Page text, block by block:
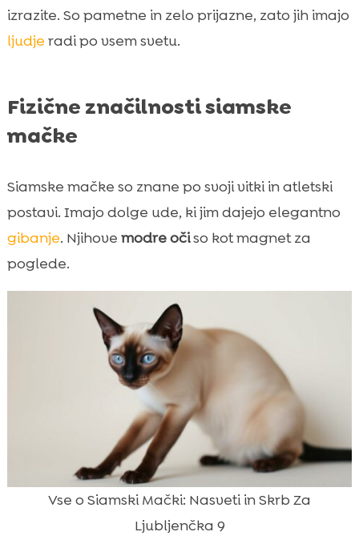
izrazite. So pametne in zelo prijazne, zato jih imajo
ljudje radi po vsem svetu.
Fizične značilnosti siamske
mačke
Siamske mačke so znane po svoji vitki in atletski
postavi. Imajo dolge ude, ki jim dajejo elegantno
gibanje. Njihove modre očiso kot magnet za
poglede.
Vse o Siamski Mački: Nasveti in Skrb Za
Ljubljenčka 9